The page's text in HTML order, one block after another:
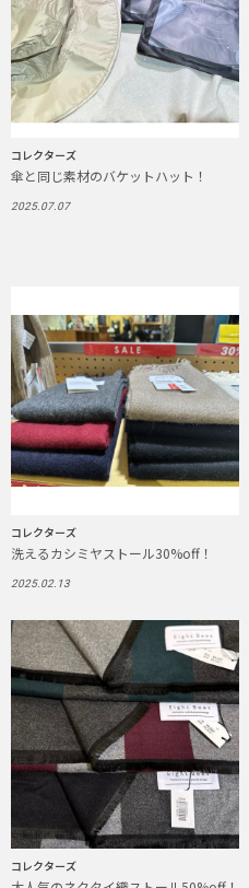
コレクターズ
傘と同じ素材のバケットハット！
2025.07.07
コレクターズ
洗えるカシミヤストール30%off！
2025.02.13
コレクターズ